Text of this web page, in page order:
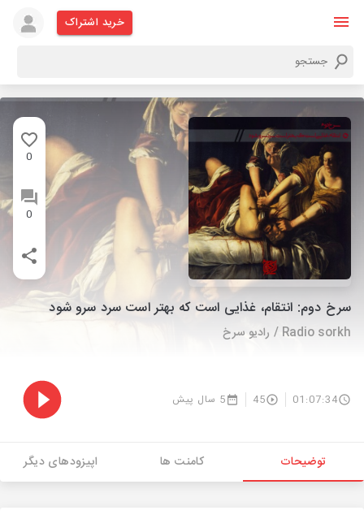
خرید اشتراک
0
0
سرخ دوم: انتقام، غذایی است که بهتر است سرد سرو شود
Radio sorkh / رادیو سرخ
01:07:34
45 5 سال پیش
توضیحات کامنت ها اپیزودهای دیگر